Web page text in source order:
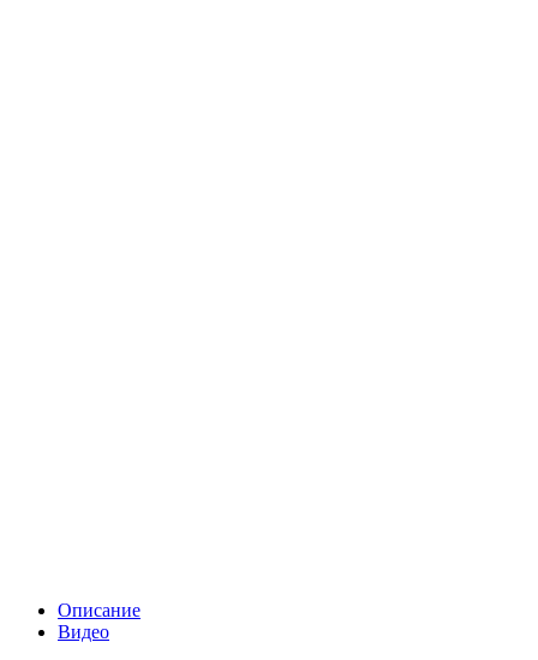
Описание
Видео